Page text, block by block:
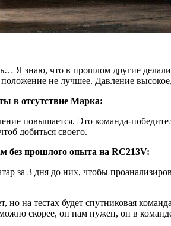
Я знаю, что в прошлом другие
положение не лучшее. Давление
в отсутствие Марка:
повышается. Это команда-
добиться своего.
без прошлого опыта на RC213V:
за 3 дня до них, чтобы
но на тестах будет спутниковая
скорее, он нам нужен, он в